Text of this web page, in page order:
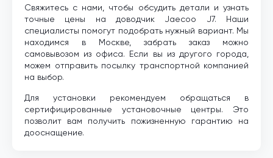
Свяжитесь с нами, чтобы обсудить детали и узнать
точные цены на доводчик Jaecoo J7. Наши
специалисты помогут подобрать нужный вариант. Мы
находимся в Москве, забрать заказ можно
самовывозом из офиса. Если вы из другого города,
можем отправить посылку транспортной компанией
на выбор.
Для установки рекомендуем обращаться в
сертифицированные установочные центры. Это
позволит вам получить пожизненную гарантию на
дооснащение.